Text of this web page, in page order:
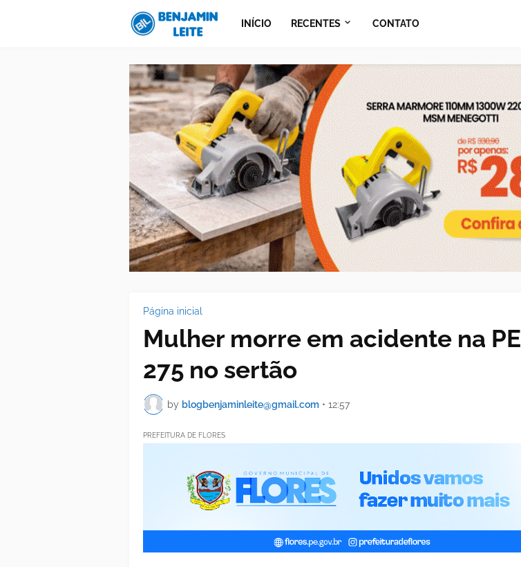
INÍCIO RECENTES CONTATO
Página inicial
Mulher morre em acidente na PE
275 no sertão
by blogbenjaminleite@gmail.com • 12:57
PREFEITURA DE FLORES